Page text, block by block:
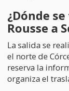
¿Dónde
Rousse a
La salida se
el norte de
reserva la
organiza el